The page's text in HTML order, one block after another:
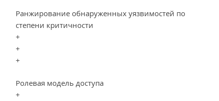
Ранжирование обнаруженных уязвимостей по
степени критичности
+
+
+
Ролевая модель доступа
+